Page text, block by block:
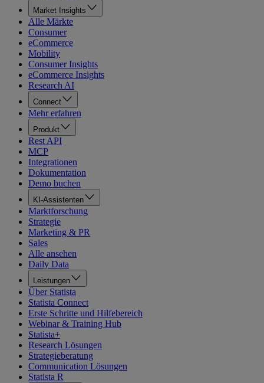
Market Insights
Alle Märkte
Consumer
eCommerce
Mobility
Consumer Insights
eCommerce Insights
Research AI
Connect
Mehr erfahren
Produkt
Rest API
MCP
Integrationen
Dokumentation
Demo buchen
KI-Assistenten
Marktforschung
Strategie
Marketing & PR
Sales
Alle ansehen
Daily Data
Leistungen
Über Statista
Statista Connect
Erste Schritte und Hilfebereich
Webinar & Training Hub
Statista+
Research Lösungen
Strategieberatung
Communication Lösungen
Statista R